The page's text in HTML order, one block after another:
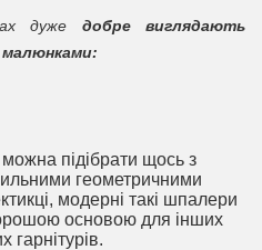
дуже добре виглядають
підібрати щось з
геометричними
модерні такі шпалери
основою для інших
гарнітурів.